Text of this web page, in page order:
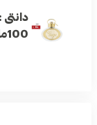
دانتى :
100مل